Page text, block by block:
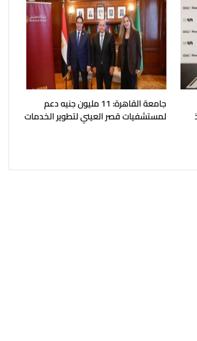
جامعة القاهرة: 11 مليون جنيه دعم
لمستشفيات قصر العيني لتطوير الخدمات